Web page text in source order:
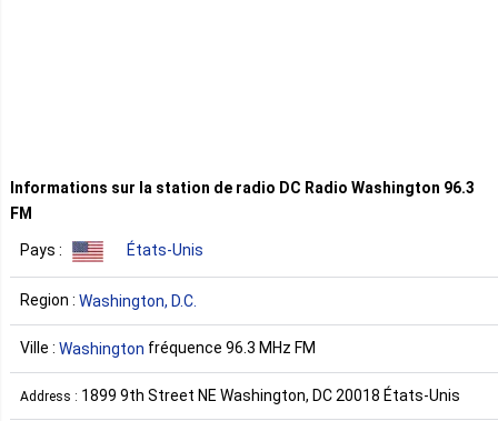
Informations sur la station de radio DC Radio Washington 96.3
FM
Pays : États-Unis
Region : Washington, D.C.
Ville : Washington fréquence 96.3 MHz FM
Address : 1899 9th Street NE Washington, DC 20018 États-Unis